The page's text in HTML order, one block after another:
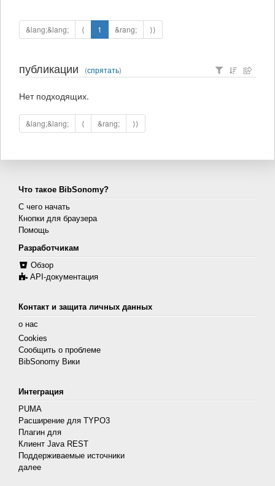
&lang;&lang; ⟨ 1 &rang; ⟩⟩
публикации (спрятать)
Нет подходящих.
&lang;&lang; ⟨ &rang; ⟩⟩
Что такое BibSonomy?
С чего начать
Кнопки для браузера
Помощь
Разработчикам
Обзор
API-документация
Контакт и защита личных данных
о нас
Cookies
Сообщить о проблеме
BibSonomy Вики
Интеграция
PUMA
Расширение для TYPO3
Плагин для
Клиент Java REST
Поддерживаемые источники
далее